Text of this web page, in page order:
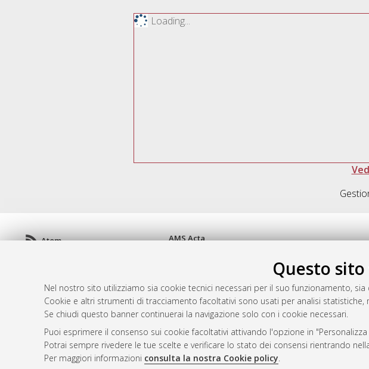
Questo
Nel nostro sito utilizziamo sia cookie tecnici necessari per il suo funzionamento,
Cookie e altri strumenti di tracciamento facoltativi sono usati per analisi
Se chiudi questo banner continuerai la navigazione solo con i cookie necessari.
Puoi esprimere il consenso sui cookie facoltativi attivando l'opzione in
Potrai sempre rivedere le tue scelte e verificare lo stato dei consensi rientrando
Per maggiori informazioni consulta la nostra Cookie policy.
Loading...
Atom
AMS Acta
doi.org/10.17616/R3P19R
Servizio implementato e gestito da
AlmaDL
Impostazioni Cookie
Informativa sulla privacy
Condizioni d'uso del sito
Mission e policies del repository